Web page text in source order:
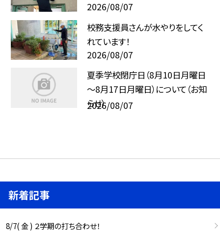
2026/08/07
校務支援員さんが水やりをしてく
れています！
2026/08/07
夏季学校閉庁日（8月10日月曜日
～8月17日月曜日）について（お知
らせ）
2026/08/07
新着記事
8/7( 金 ) ２学期の打ち合わせ！